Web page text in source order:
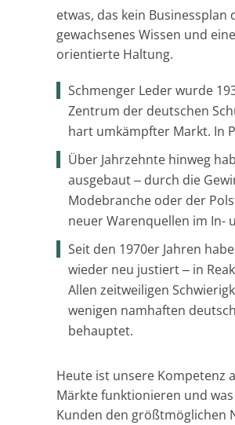
etwas, das kein
gewachsenes Wissen und
orientierte Haltung.
Schmenger Leder wurde
Zentrum der deutschen
hart umkämpfter Markt. In
Über Jahrzehnte hinweg
ausgebaut ‒ durch die
Modebranche oder der
neuer Warenquellen im In-
Seit den 1970er Jahren
wieder neu justiert ‒ in
Allen zeitweiligen
wenigen namhaften
behauptet.
Heute ist unsere Kompetenz
Märkte funktionieren und
Kunden den größtmöglichen